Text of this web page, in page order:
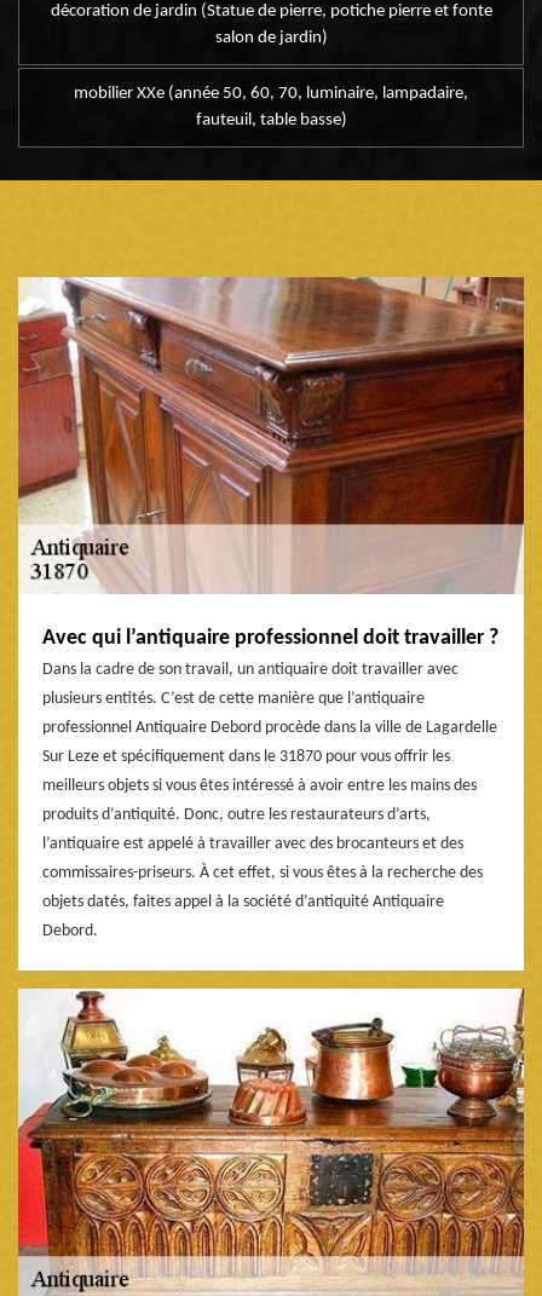
décoration de jardin (Statue de pierre, potiche pierre et fonte
salon de jardin)
mobilier XXe (année 50, 60, 70, luminaire, lampadaire,
fauteuil, table basse)
Avec qui l’antiquaire professionnel doit travailler ?
Dans la cadre de son travail, un antiquaire doit travailler avec
plusieurs entités. C’est de cette manière que l’antiquaire
professionnel Antiquaire Debord procède dans la ville de Lagardelle
Sur Leze et spécifiquement dans le 31870 pour vous offrir les
meilleurs objets si vous êtes intéressé à avoir entre les mains des
produits d’antiquité. Donc, outre les restaurateurs d’arts,
l’antiquaire est appelé à travailler avec des brocanteurs et des
commissaires-priseurs. À cet effet, si vous êtes à la recherche des
objets datés, faites appel à la société d’antiquité Antiquaire
Debord.